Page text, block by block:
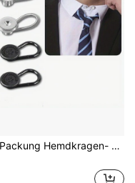
10 Stück/Packung Hemdkragen- und Krawattenvergrößerer für Herren, bequeme Krawattenverlängerung, ein ideales Geschenk zur Schulanfang, elegantes, lässiges Geschäftsgeschenk für Bräutigam und Trauzeugen, Halloween-Accessoires, Lehrertag